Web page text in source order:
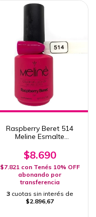
Raspberry Beret 514
Meline Esmalte
Uv/Led
$8.690
$7.821 con Tenés 10% OFF
abonando por
transferencia
3 cuotas sin interés de
$2.896,67